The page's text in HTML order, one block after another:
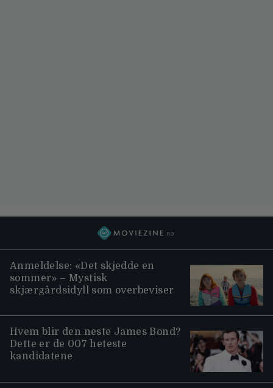
Anmeldelse: «Det skjedde en
sommer» – Mystisk
skjærgårdsidyll som overbeviser
Hvem blir den neste James Bond?
Dette er de 007 heteste
kandidatene